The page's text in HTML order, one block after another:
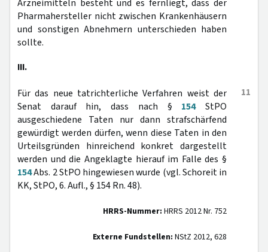
Arzneimitteln besteht und es fernliegt, dass der
Pharmahersteller nicht zwischen Krankenhäusern
und sonstigen Abnehmern unterschieden haben
sollte.
III.
11
Für das neue tatrichterliche Verfahren weist der
Senat darauf hin, dass nach § 154StPO
ausgeschiedene Taten nur dann strafschärfend
gewürdigt werden dürfen, wenn diese Taten in den
Urteilsgründen hinreichend konkret dargestellt
werden und die Angeklagte hierauf im Falle des §
154Abs. 2 StPO hingewiesen wurde (vgl. Schoreit in
KK, StPO, 6. Aufl., § 154 Rn. 48).
HRRS-Nummer: HRRS 2012 Nr. 752
Externe Fundstellen: NStZ 2012, 628